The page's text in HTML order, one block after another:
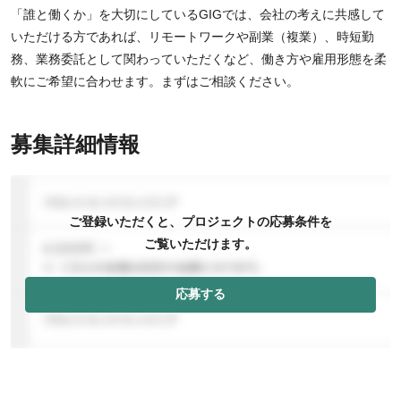
「誰と働くか」を大切にしているGIGでは、会社の考えに共感して
いただける方であれば、リモートワークや副業（複業）、時短勤
務、業務委託として関わっていただくなど、働き方や雇用形態を柔
軟にご希望に合わせます。まずはご相談ください。
募集詳細情報
ご登録いただくと、プロジェクトの応募条件を
ご覧いただけます。
応募する